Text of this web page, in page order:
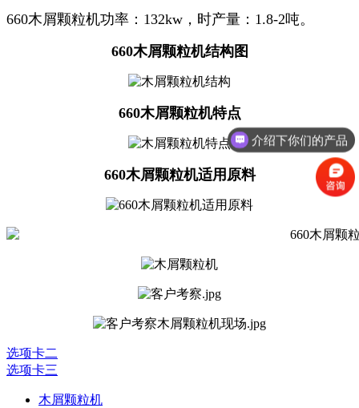
660木屑颗粒机功率：132kw，时产量：1.8-2吨。
660木屑颗粒机结构图
660木屑颗粒机特点
660木屑颗粒机适用原料
选项卡二
选项卡三
木屑颗粒机
介绍下你们的产品